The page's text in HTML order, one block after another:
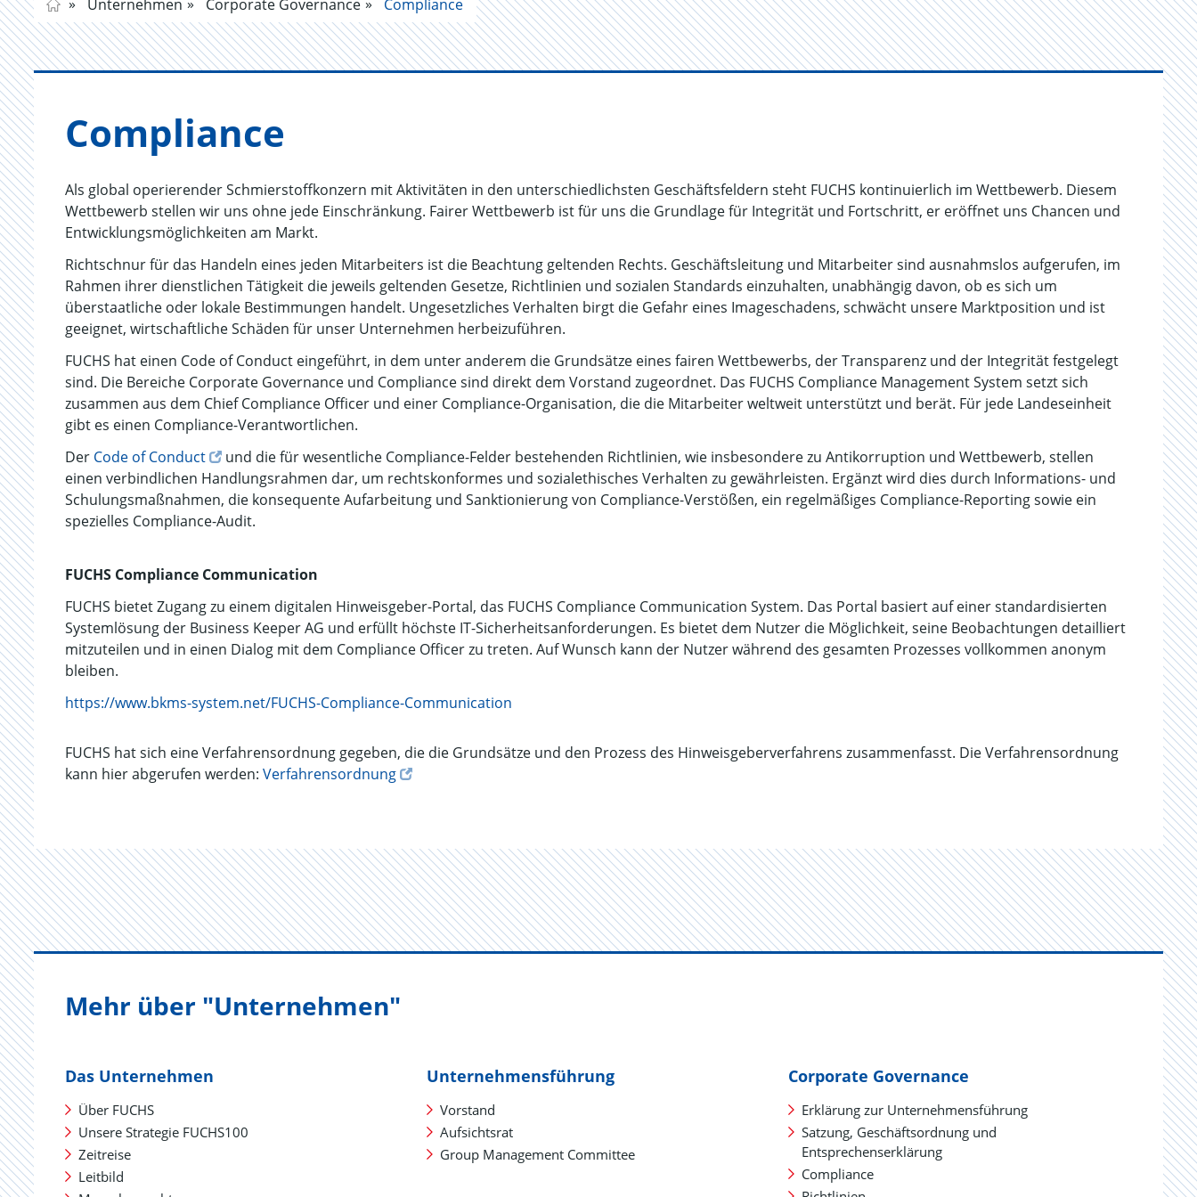
Unternehmen Corporate Governance Compliance
Com­pli­an­ce
Als global operierender Schmierstoffkonzern mit Aktivitäten in den unterschiedlichsten Geschäftsfeldern steht FUCHS kontinuierlich im Wettbewerb. Diesem
Wettbewerb stellen wir uns ohne jede Einschränkung. Fairer Wettbewerb ist für uns die Grundlage für Integrität und Fortschritt, er eröffnet uns Chancen und
Entwicklungsmöglichkeiten am Markt.
Richtschnur für das Handeln eines jeden Mitarbeiters ist die Beachtung geltenden Rechts. Geschäftsleitung und Mitarbeiter sind ausnahmslos aufgerufen, im
Rahmen ihrer dienstlichen Tätigkeit die jeweils geltenden Gesetze, Richtlinien und sozialen Standards einzuhalten, unabhängig davon, ob es sich um
überstaatliche oder lokale Bestimmungen handelt. Ungesetzliches Verhalten birgt die Gefahr eines Imageschadens, schwächt unsere Marktposition und ist
geeignet, wirtschaftliche Schäden für unser Unternehmen herbeizuführen.
FUCHS hat einen Code of Conduct eingeführt, in dem unter anderem die Grundsätze eines fairen Wettbewerbs, der Transparenz und der Integrität festgelegt
sind. Die Bereiche Corporate Governance und Compliance sind direkt dem Vorstand zugeordnet. Das FUCHS Compliance Management System setzt sich
zusammen aus dem Chief Compliance Officer und einer Compliance-Organisation, die die Mitarbeiter weltweit unterstützt und berät. Für jede Landeseinheit
gibt es einen Compliance-Verantwortlichen.
Der Code of Conduct
und die für wesentliche Compliance-Felder bestehenden Richtlinien, wie insbesondere zu Antikorruption und Wettbewerb, stellen
einen verbindlichen Handlungsrahmen dar, um rechtskonformes und sozialethisches Verhalten zu gewährleisten. Ergänzt wird dies durch Informations- und
Schulungsmaßnahmen, die konsequente Aufarbeitung und Sanktionierung von Compliance-Verstößen, ein regelmäßiges Compliance-Reporting sowie ein
spezielles Compliance-Audit.
FUCHS Compliance Communication
FUCHS bietet Zugang zu einem digitalen Hinweisgeber-Portal, das FUCHS Compliance Communication System. Das Portal basiert auf einer standardisierten
Systemlösung der Business Keeper AG und erfüllt höchste IT-Sicherheitsanforderungen. Es bietet dem Nutzer die Möglichkeit, seine Beobachtungen detailliert
mitzuteilen und in einen Dialog mit dem Compliance Officer zu treten. Auf Wunsch kann der Nutzer während des gesamten Prozesses vollkommen anonym
bleiben.
https://www.bkms-system.net/FUCHS-Compliance-Communication
FUCHS hat sich eine Verfahrensordnung gegeben, die die Grundsätze und den Prozess des Hinweisgeberverfahrens zusammenfasst. Die Verfahrensordnung
kann hier abgerufen werden: Verfahrensordnung
Mehr über "Unternehmen"
Das Unternehmen
Über FUCHS
Unsere Strategie FUCHS100
Zeitreise
Leitbild
Unternehmensführung
Vorstand
Aufsichtsrat
Group Management Committee
Corporate Governance
Erklärung zur Unternehmensführung
Satzung, Geschäftsordnung und
Entsprechenserklärung
Compliance